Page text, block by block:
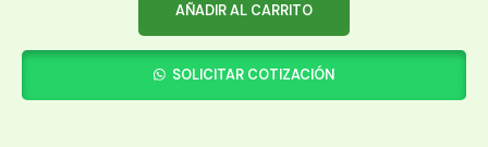
AÑADIR AL CARRITO
SOLICITAR COTIZACIÓN